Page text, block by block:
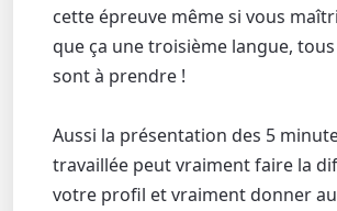
cette épreuve même si vous
que ça une troisième langue,
sont à prendre !
Aussi la présentation des 5
travaillée peut vraiment faire la
votre profil et vraiment donner